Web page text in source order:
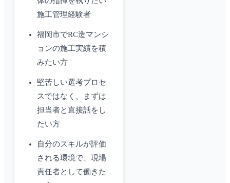
施工管理経験者
福岡市でRC造マンシ
ョンの施工実績を積
みたい方
堅苦しい選考プロセ
スではなく、まずは
担当者と直接話をし
たい方
自分のスキルが評価
される環境で、現場
責任者として働きた